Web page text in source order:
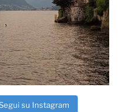
su Instagram